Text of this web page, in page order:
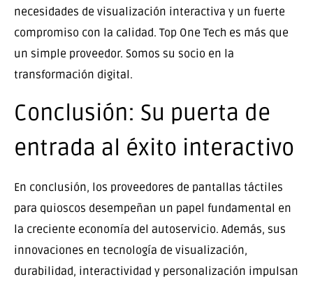
necesidades de visualización interactiva y un fuerte
compromiso con la calidad. Top One Tech es más que
un simple proveedor. Somos su socio en la
transformación digital.
Conclusión: Su puerta de
entrada al éxito interactivo
En conclusión, los proveedores de pantallas táctiles
para quioscos desempeñan un papel fundamental en
la creciente economía del autoservicio. Además, sus
innovaciones en tecnología de visualización,
durabilidad, interactividad y personalización impulsan